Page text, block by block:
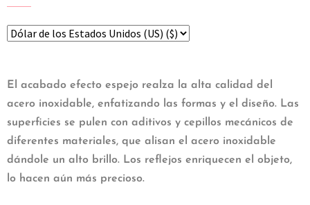
El acabado efecto espejo realza la alta calidad del
acero inoxidable, enfatizando las formas y el diseño. Las
superficies se pulen con aditivos y cepillos mecánicos de
diferentes materiales, que alisan el acero inoxidable
dándole un alto brillo. Los reflejos enriquecen el objeto,
lo hacen aún más precioso.